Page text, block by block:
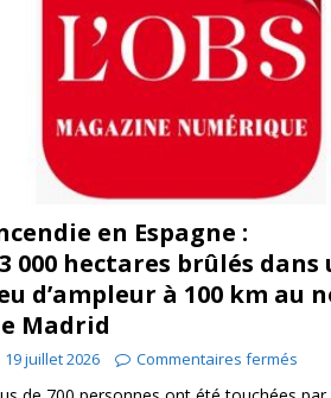
en Espagne :
000 hectares brûlés dans
d’ampleur à 100 km au
Madrid
19 juillet 2026 Commentaires fermés